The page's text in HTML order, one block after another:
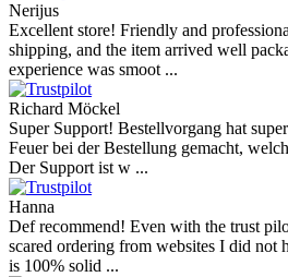
Nerijus
Excellent store! Friendly and
shipping, and the item arrived well
experience was smoot ...
Richard Möckel
Super Support! Bestellvorgang hat
Feuer bei der Bestellung gemacht,
Der Support ist w ...
Hanna
Def recommend! Even with the trust
scared ordering from websites I did not
is 100% solid ...